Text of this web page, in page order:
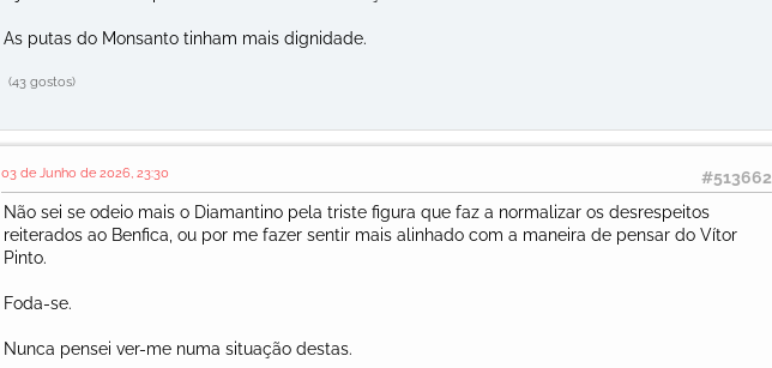
As putas do Monsanto tinham mais dignidade.
(43 gostos)
#513662
03 de Junho de 2026, 23:30
Não sei se odeio mais o Diamantino pela triste figura que faz a normalizar os desrespeitos
reiterados ao Benfica, ou por me fazer sentir mais alinhado com a maneira de pensar do Vítor
Pinto.
Foda-se.
Nunca pensei ver-me numa situação destas.